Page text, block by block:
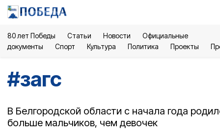
80 лет Победы Статьи Новости
Официальные
документы
Спорт Культура Политика Проекты
#загс
В Белгородской области с начала года
больше мальчиков, чем девочек